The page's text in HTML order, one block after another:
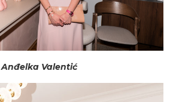
Anđelka Valentić